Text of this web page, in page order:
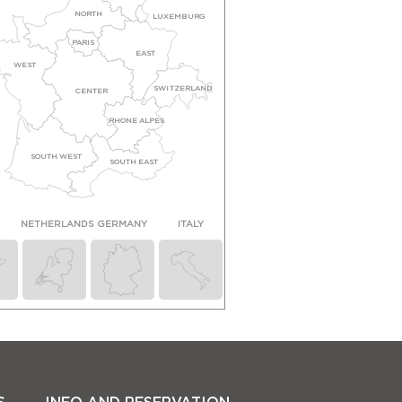
LUXEMBURG
NORTH
WEST
EAST
PARIS
SOUTH WEST
CENTER
RHONE ALPES
SOUTH EAST
SWITZERLAND
NETHERLANDS GERMANY ITALY